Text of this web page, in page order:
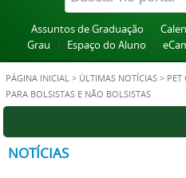
Assuntos de Graduação
Grau
Espaço do Aluno
PÁGINA INICIAL > ÚLTIMAS NOTÍCIAS > PET
PARA BOLSISTAS E NÃO BOLSISTAS
NOTÍCIAS